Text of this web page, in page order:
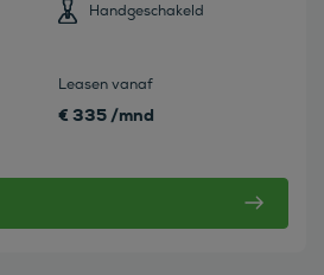
Handgeschakeld
Leasen vanaf
€ 335 /mnd